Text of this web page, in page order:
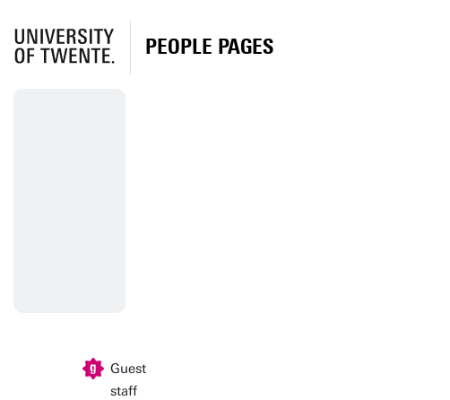
PEOPLE PAGES
Guest
staff